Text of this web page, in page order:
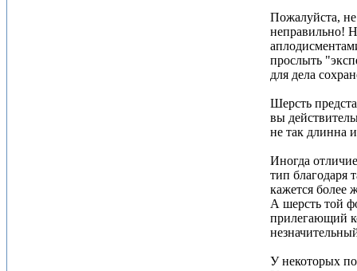
Пожалуйста, не
неправильно!
прослыть
для дела
Шерсть
вы
не так длинна
Иногда
тип благодаря
кажется более
А шерсть той
прилегающий
У некоторых